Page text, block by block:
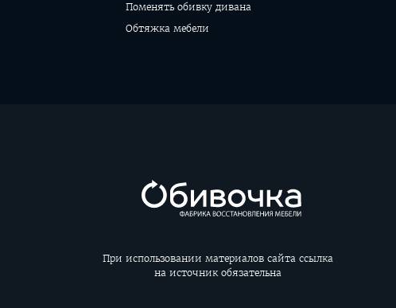
Поменять обивку дивана
Обтяжка мебели
При использовании материалов сайта ссылка
на источник обязательна